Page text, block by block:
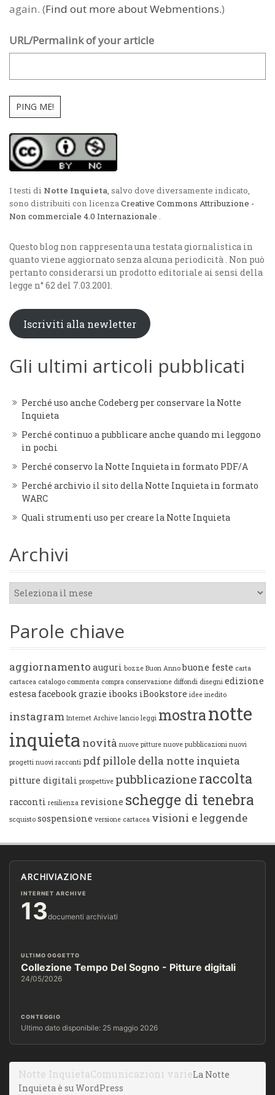
again. (Find out more about Webmentions.)
URL/Permalink of your article
I testi di Notte Inquieta, salvo dove diversamente indicato,
sono distribuiti con licenzaCreative Commons Attribuzione -
Non commerciale 4.0 Internazionale .
Questo blog non rappresenta una testata giornalistica in
quanto viene aggiornato senza alcuna periodicità . Non può
pertanto considerarsi un prodotto editoriale ai sensi della
legge n° 62 del 7.03.2001.
Iscriviti alla newletter
Gli ultimi articoli pubblicati
Perché uso anche Codeberg per conservare la Notte
Inquieta
Perché continuo a pubblicare anche quando mi leggono
in pochi
Perché conservo la Notte Inquieta in formato PDF/A
Perché archivio il sito della Notte Inquieta in formato
WARC
Quali strumenti uso per creare la Notte Inquieta
Archivi
Archivi
Parole chiave
aggiornamento auguri bozze Buon Anno buone feste carta
cartacea catalogo commenta compra conservazione diffondi disegni edizione
estesa facebookgrazie ibooks iBookstore idee inedito
instagram Internet Archive lancio leggi mostranotte
inquieta novità nuove pitture nuove pubblicazioni nuovi
progetti nuovi racconti pdfpillole della notte inquieta
pitture digitali prospettive pubblicazione raccolta
racconti resilienza revisione schegge di tenebra
scquisto sospensione versione cartacea visioni e leggende
ARCHIVIAZIONE
INTERNET ARCHIVE
13documenti archiviati
ULTIMO OGGETTO
Collezione Tempo Del Sogno - Pitture digitali
24/05/2026
CONTEGGIO
Ultimo dato disponibile: 25 maggio 2026
Notte InquietaComunicazioni varieLa Notte
Inquieta è su WordPress